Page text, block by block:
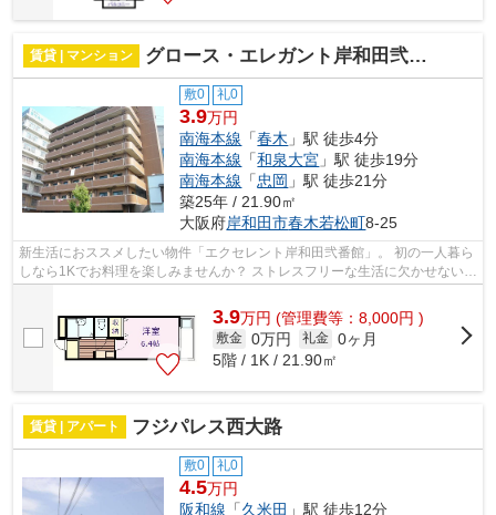
賃貸 | マンション グロース・エレガント岸和田弐番館
敷0 礼0
3.9万円
南海本線 「春木 」駅 徒歩4分
南海本線 「和泉大宮 」駅 徒歩19分
南海本線 「忠岡 」駅 徒歩21分
築25年 / 21.90㎡
大阪府岸和田市春木若松町8-25
新生活におススメしたい物件「エクセレント岸和田弐番館」。 初の一人暮ら
しなら1Kでお料理を楽しみませんか？ ストレスフリーな生活に欠かせない、
3.9万円 (管理費等：8,000円 )
敷金 0万円 礼金 0ヶ月
5階 / 1K / 21.90㎡
賃貸 | アパート フジパレス西大路
敷0 礼0
4.5万円
阪和線 「久米田 」駅 徒歩12分